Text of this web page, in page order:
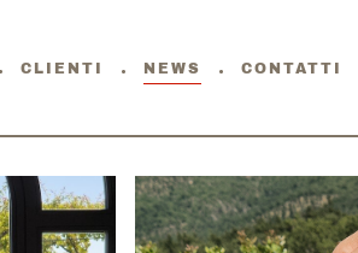
CLIENTI NEWS CONTATTI